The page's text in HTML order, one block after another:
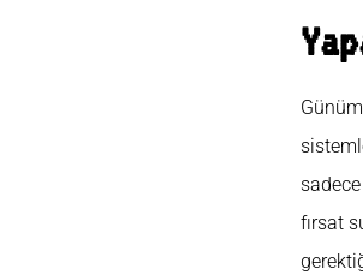
fırsat